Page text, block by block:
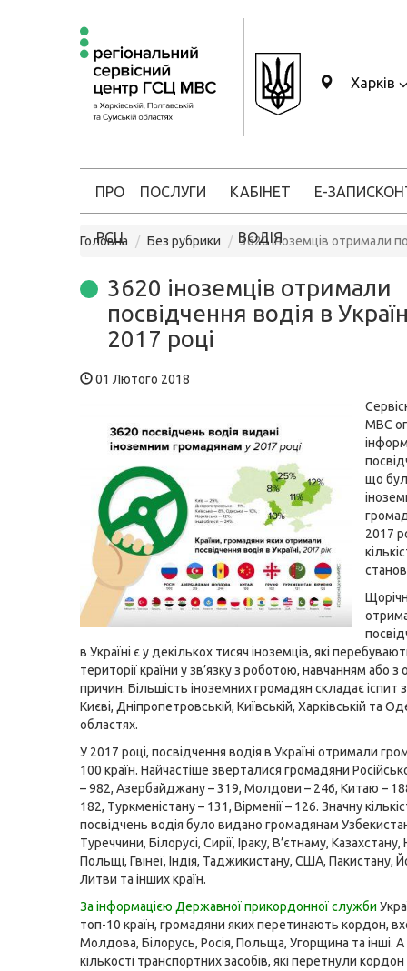
Харків
ПРО
РСЦ
ПОСЛУГИ КАБІНЕТ
ВОДІЯ
Е-ЗАПИС
Головна Без рубрики 3620 іноземців отримали
3620 іноземців отримали
посвідчення водія в
2017 році
01 Лютого 2018
МВС
що
2017
в Україні є у декількох тисяч іноземців, які
території країни у зв’язку з роботою, навчанням або з
причин. Більшість іноземних громадян складає іспит
Києві, Дніпропетровській, Київській, Харківській та
областях.
У 2017 році, посвідчення водія в Україні отримали
100 країн. Найчастіше зверталися громадяни
– 982, Азербайджану – 319, Молдови – 246, Китаю –
182, Туркменістану – 131, Вірменії – 126. Значну
посвідчень водія було видано громадянам
Туреччини, Білорусі, Сирії, Іраку, В’єтнаму,
Польщі, Гвінеї, Індія, Таджикистану, США, Пакистану,
Литви та інших країн.
За інформацією Державної прикордонної служби
топ-10 країн, громадяни яких перетинають кордон,
Молдова, Білорусь, Росія, Польща, Угорщина та інші.
кількості транспортних засобів, які перетнули кордон